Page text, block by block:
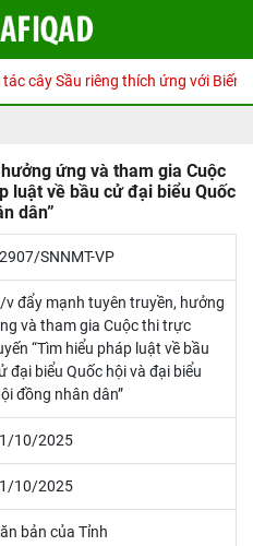
cây Sầu riêng thích ứng với Biến
ứng và tham gia Cuộc
luật về bầu cử đại biểu Quốc
dân”
SNNMT-VP
v đẩy mạnh tuyên truyền, hưởng
và tham gia Cuộc thi trực
“Tìm hiểu pháp luật về bầu
đại biểu Quốc hội và đại biểu
đồng nhân dân”
10/2025
10/2025
bản của Tỉnh